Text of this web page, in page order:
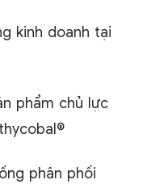
kinh doanh tại
phẩm chủ lực
phân phối